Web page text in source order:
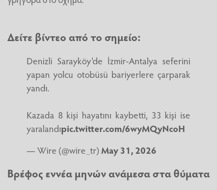
Δείτε βίντεο από το σημείο:
Denizli Sarayköy'de İzmir-Antalya seferini
yapan yolcu otobüsü bariyerlere çarparak
yandı.
Kazada 8 kişi hayatını kaybetti, 33 kişi ise
yaralandıpic.twitter.com/6wyMQyNcoH
— Wire (@wire_tr)May 31, 2026
Βρέφος εννέα μηνών ανάμεσα στα θύματα